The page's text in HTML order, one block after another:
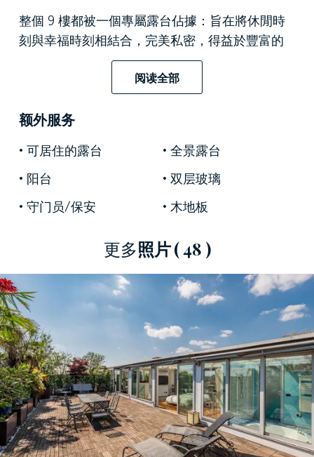
整個 9 樓都被一個專屬露台佔據：旨在將休閒時
刻與幸福時刻相結合，完美私密，得益於豐富的
植被將其與外界隔離，它在 150 平方米的面積內
迎來了一個大型日光浴區、用餐區、休閒角和華
麗的溫室，完全由玻璃製成，現在設有健身房、
臥室和專屬按摩浴缸。
物業的中心位於較低的樓層，分為設計優雅精緻
的明亮起居區，配有帶臥室和大洗衣房的備用區
域，兩側是舒適的睡眠區，包括三間臥室和三間
臥室。浴室。一個大的外圍陽台環繞著地板，為
相鄰建築庭院內的兩個專供出租的停車位為這棟
位於米蘭最具活力的中心區之一的華麗兩層頂層
公寓提供了附加值。
阅读全部
额外服务
可居住的露台
全景露台
阳台
双层玻璃
守门员/保安
木地板
更多照片( 48 )